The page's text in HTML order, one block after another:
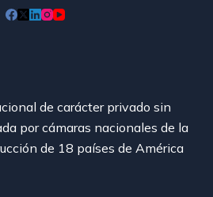
de carácter privado sin
por cámaras nacionales de la
de 18 países de América